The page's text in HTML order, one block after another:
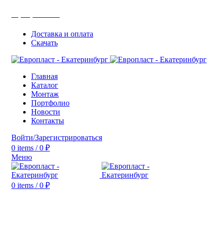
Доставка и оплата
Скачать
Главная
Каталог
Монтаж
Портфолио
Новости
Контакты
Войти/Зарегистрироваться
0 items / 0 ₽
Меню
0 items / 0 ₽